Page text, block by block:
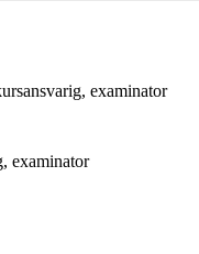
, examinator
, examinator